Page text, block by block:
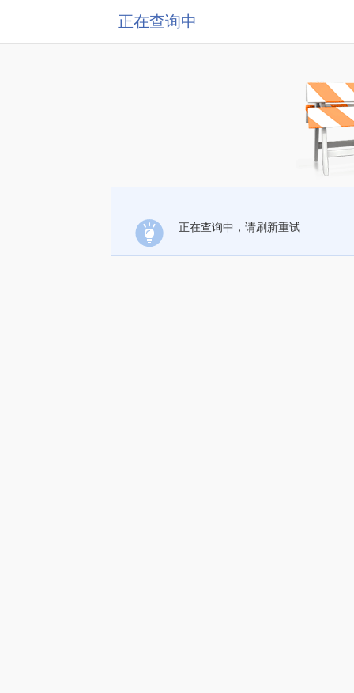
正在查询中
正在查询中，请刷新重试